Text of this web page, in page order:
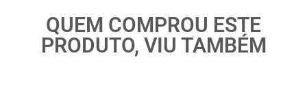
QUEM COMPROU ESTE
PRODUTO, VIU TAMBÉM